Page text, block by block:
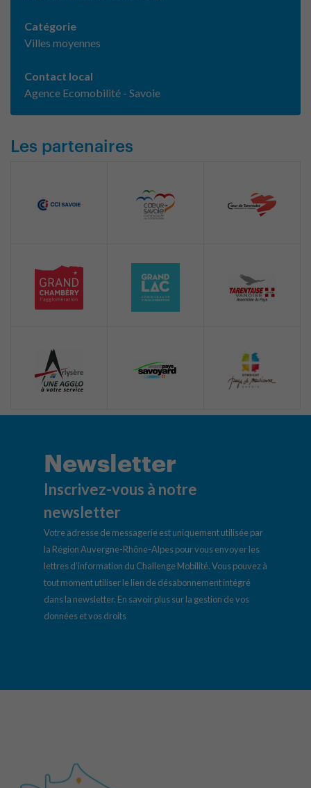
Catégorie
Villes moyennes
Contact local
Agence Ecomobilité - Savoie
Les partenaires
Newsletter
Inscrivez-vous à notre
newsletter
Votre adresse de messagerie est uniquement utilisée par
la Région Auvergne-Rhône-Alpes pour vous envoyer les
lettres d’information du Challenge Mobilité. Vous pouvez à
tout moment utiliser le lien de désabonnement intégré
dans la newsletter. En savoir plus sur la gestion de vos
données et vos droits